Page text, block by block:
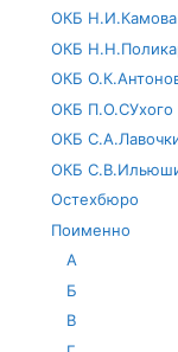
ОКБ Н.И.Камова
ОКБ
ОКБ
ОКБ П.О.СУхого
ОКБ
ОКБ
Остехбюро
Поименно
А
Б
В